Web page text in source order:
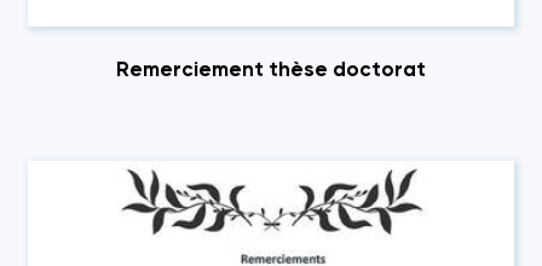
Remerciement thèse doctorat